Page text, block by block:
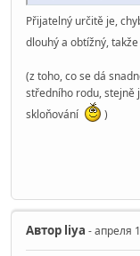
Přijatelný určitě je,
dlouhý a obtížný,
(z toho, co se dá
středního rodu, stejně
skloňování
)
Автор liya - апреля